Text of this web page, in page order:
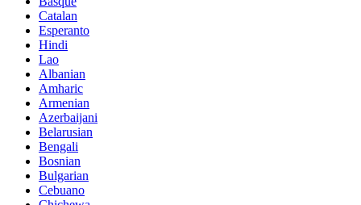
Catalan
Esperanto
Hindi
Lao
Albanian
Amharic
Armenian
Azerbaijani
Belarusian
Bengali
Bosnian
Bulgarian
Cebuano